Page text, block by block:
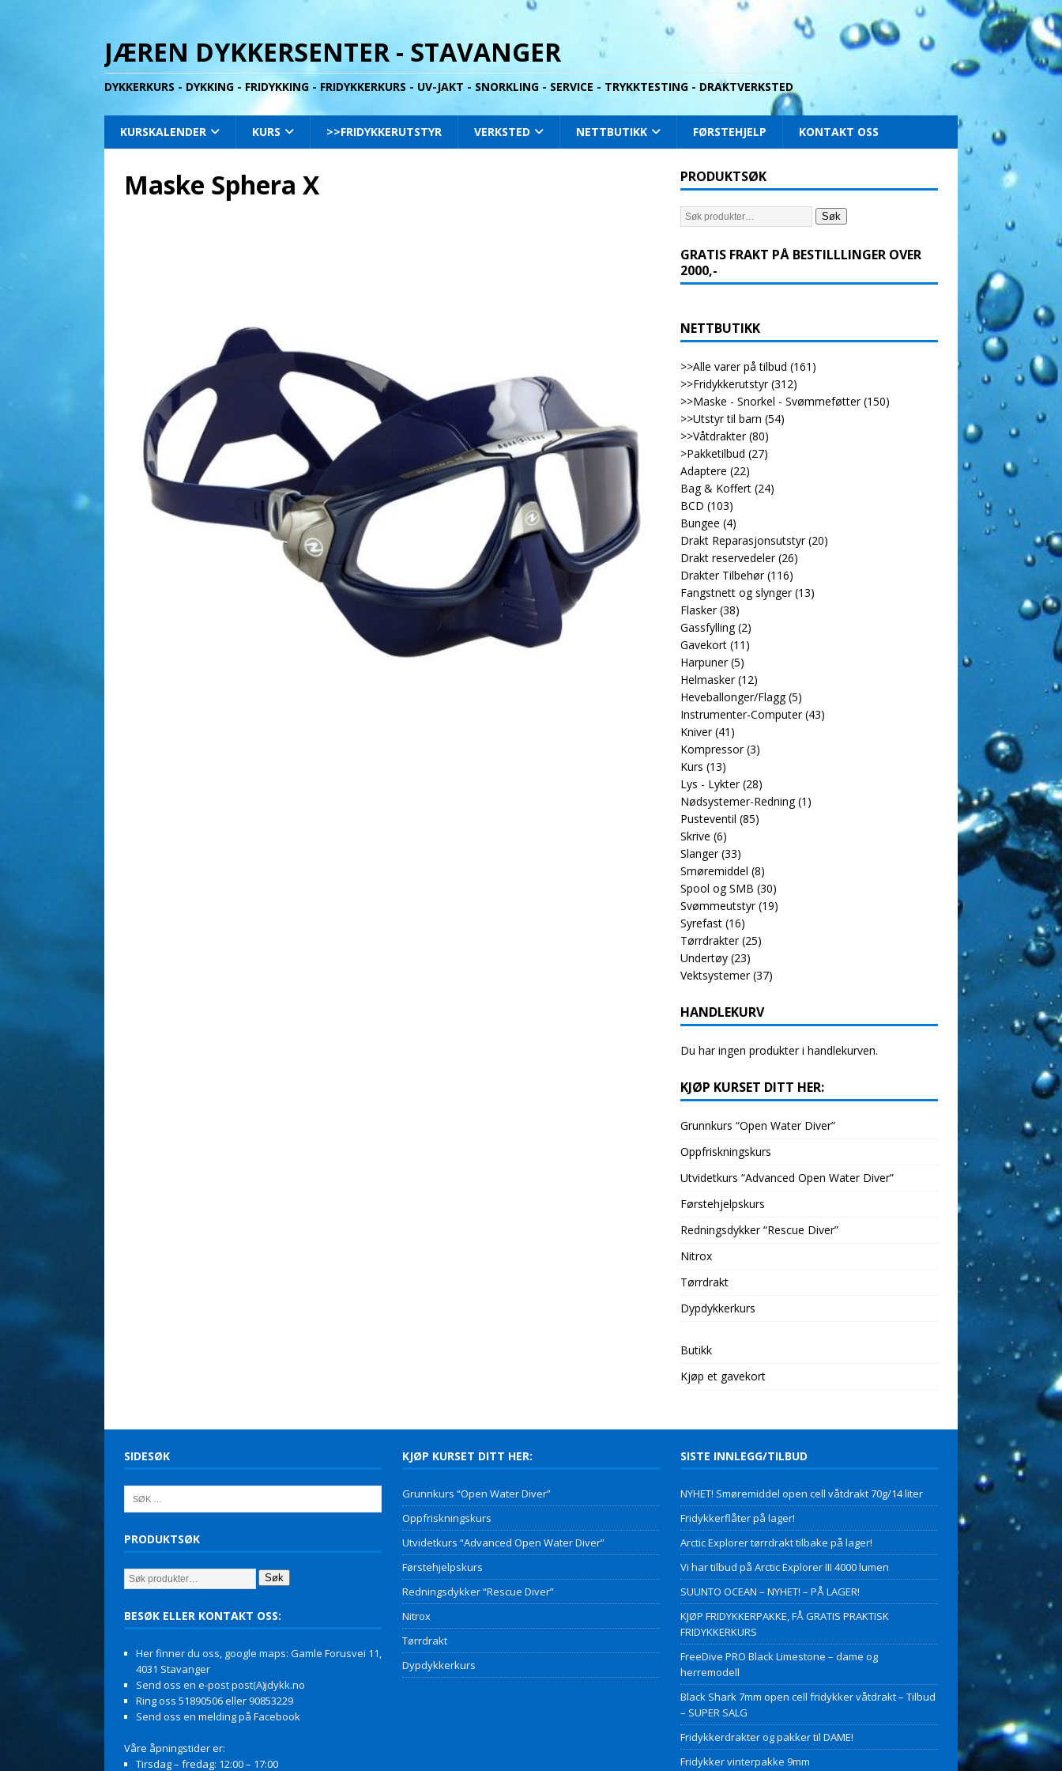
JÆREN DYKKERSENTER - STAVANGER
DYKKERKURS - DYKKING - FRIDYKKING - FRIDYKKERKURS - UV-JAKT - SNORKLING - SERVICE - TRYKKTESTING - DRAKTVERKSTED
KURSKALENDER KURS >>FRIDYKKERUTSTYR VERKSTED NETTBUTIKK FØRSTEHJELP KONTAKT OSS
Maske Sphera X PRODUKTSØK
Søk
GRATIS FRAKT PÅ BESTILLLINGER OVER
2000,-
NETTBUTIKK
>>Alle varer på tilbud (161)
>>Fridykkerutstyr (312)
>>Maske - Snorkel - Svømmeføtter (150)
>>Utstyr til barn (54)
>>Våtdrakter (80)
>Pakketilbud (27)
Adaptere (22)
Bag & Koffert (24)
BCD (103)
Bungee (4)
Drakt Reparasjonsutstyr (20)
Drakt reservedeler (26)
Drakter Tilbehør (116)
Fangstnett og slynger (13)
Flasker (38)
Gassfylling (2)
Gavekort (11)
Harpuner (5)
Helmasker (12)
Heveballonger/Flagg (5)
Instrumenter-Computer (43)
Kniver (41)
Kompressor (3)
Kurs (13)
Lys - Lykter (28)
Nødsystemer-Redning (1)
Pusteventil (85)
Skrive (6)
Slanger (33)
Smøremiddel (8)
Spool og SMB (30)
Svømmeutstyr (19)
Syrefast (16)
Tørrdrakter (25)
Undertøy (23)
Vektsystemer (37)
HANDLEKURV
Du har ingen produkter i handlekurven.
KJØP KURSET DITT HER:
Grunnkurs “Open Water Diver”
Oppfriskningskurs
Utvidetkurs “Advanced Open Water Diver”
Førstehjelpskurs
Redningsdykker “Rescue Diver”
Nitrox
Tørrdrakt
Dypdykkerkurs
Butikk
Kjøp et gavekort
SIDESØK
PRODUKTSØK
Søk
BESØK ELLER KONTAKT OSS:
Her finner du oss, google maps: Gamle Forusvei 11,
4031 Stavanger
Send oss en e-post post(A)jdykk.no
Ring oss 51890506 eller 90853229
Send oss en melding på Facebook
Våre åpningstider er:
Tirsdag – fredag: 12:00 – 17:00
KJØP KURSET DITT HER:
Grunnkurs “Open Water Diver”
Oppfriskningskurs
Utvidetkurs “Advanced Open Water Diver”
Førstehjelpskurs
Redningsdykker “Rescue Diver”
Nitrox
Tørrdrakt
Dypdykkerkurs
SISTE INNLEGG/TILBUD
NYHET! Smøremiddel open cell våtdrakt 70g/14 liter
Fridykkerflåter på lager!
Arctic Explorer tørrdrakt tilbake på lager!
Vi har tilbud på Arctic Explorer III 4000 lumen
SUUNTO OCEAN – NYHET! – PÅ LAGER!
KJØP FRIDYKKERPAKKE, FÅ GRATIS PRAKTISK
FRIDYKKERKURS
FreeDive PRO Black Limestone – dame og
herremodell
Black Shark 7mm open cell fridykker våtdrakt – Tilbud
– SUPER SALG
Fridykkerdrakter og pakker til DAME!
Fridykker vinterpakke 9mm